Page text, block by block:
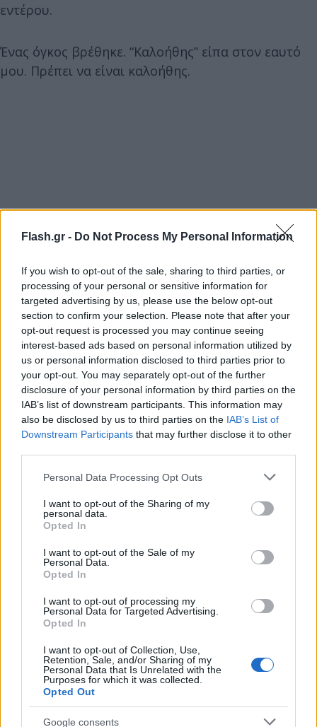
Flash.gr - Do Not Process My Personal Information
If you wish to opt-out of the sale, sharing to third parties, or
processing of your personal or sensitive information for
targeted advertising by us, please use the below opt-out
section to confirm your selection. Please note that after your
opt-out request is processed you may continue seeing
interest-based ads based on personal information utilized by
us or personal information disclosed to third parties prior to
your opt-out. You may separately opt-out of the further
disclosure of your personal information by third parties on the
IAB’s list of downstream participants. This information may
also be disclosed by us to third parties on the IAB’s List of
Downstream Participants that may further disclose it to other
Please note that this website/app uses one or more Google
not limited to your visit or usage behaviour. You may click to
grant or deny consent to Google and its third-party tags to
use your data for below specified purposes in below Google
consent section.
Personal Data Processing Opt Outs
I want to opt-out of the Sharing of my
personal data.
Opted In
I want to opt-out of the Sale of my
Personal Data.
Opted In
I want to opt-out of processing my
Personal Data for Targeted Advertising.
Opted In
I want to opt-out of Collection, Use,
Retention, Sale, and/or Sharing of my
Personal Data that Is Unrelated with the
Purposes for which it was collected.
Opted Out
Google consents
εντέρου.
Ένας όγκος βρέθηκε. “Καλοήθης” είπα στον εαυτό
μου. Πρέπει να είναι καλοήθης.
Μια βδομάδα αργότερα διαγνώστηκε με λέμφωμα.
Τις ημέρες, τις εβδομάδες και τους μήνες που
ακολούθησαν άντεξε και θριάμβευσε, κάνοντας
χημειοθεραπείες.
Ήταν και συνεχίζει να είναι τόσο γενναίος. Δεν
έχασε τη χαρά του. Τόσοι πολλοί φίλοι και
αγαπημένοι διαβεβαίωσαν ότι κανείς μας δεν την